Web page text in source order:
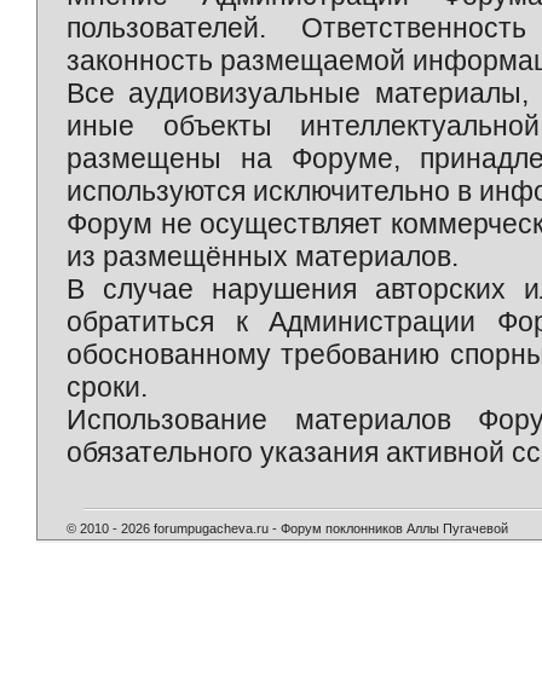
пользователей.
законность размещаемой
Все аудиовизуальные
иные объекты
размещены на Форуме,
используются исключительно в
Форум не осуществляет
из размещённых материалов.
В случае нарушения авторских
обратиться к Администрации
обоснованному требованию
сроки.
Использование материалов
обязательного указания активной
© 2010 - 2026 forumpugacheva.ru - Форум поклонников Аллы Пугачевой